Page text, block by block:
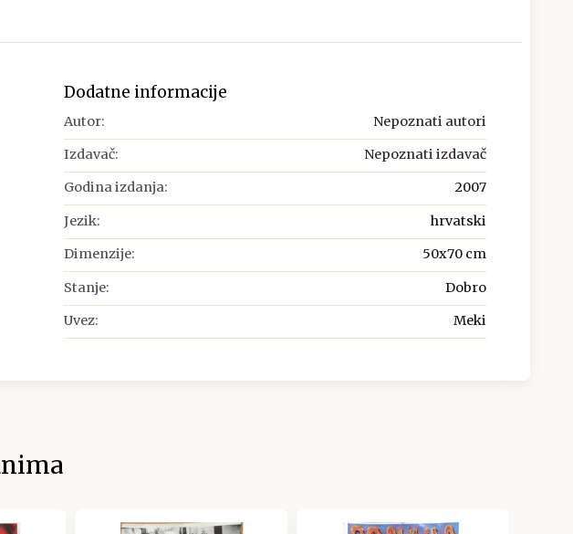
Dodatne informacije
Autor: Nepoznati autori
Izdavač: Nepoznati izdavač
Godina izdanja: 2007
Jezik: hrvatski
Dimenzije: 50x70 cm
Stanje: Dobro
Uvez: Meki